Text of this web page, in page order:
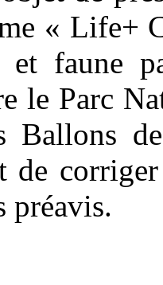
« Life+
et faune
le Parc
Ballons
de
préavis.